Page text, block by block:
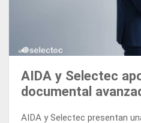
AIDA y Selectec
documental
AIDA y Selectec presentan